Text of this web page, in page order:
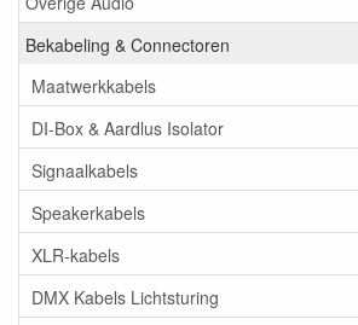
Bekabeling & Connectoren
Maatwerkkabels
DI-Box & Aardlus Isolator
Signaalkabels
Speakerkabels
XLR-kabels
DMX Kabels Lichtsturing